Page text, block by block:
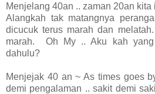
Menjelang 40an .. zaman 20an kita
Alangkah tak matangnya
dicucuk terus marah dan
marah. Oh My .. Aku kah
dahulu?
Menjejak 40 an ~ As times goes
demi pengalaman .. sakit demi